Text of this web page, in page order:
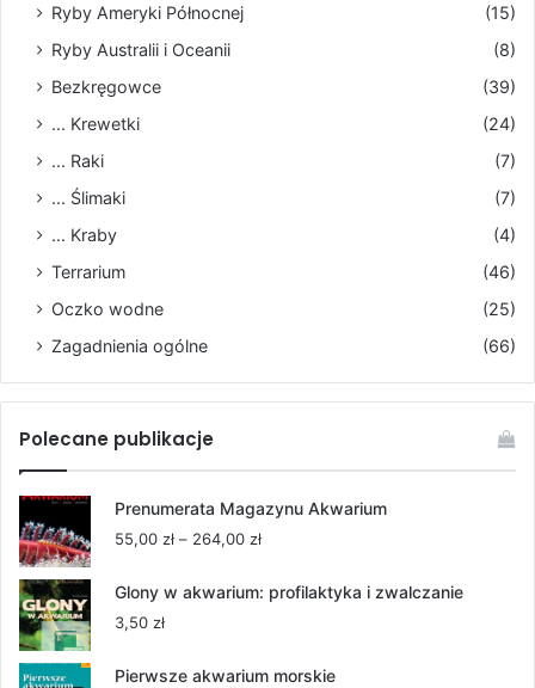
Ryby Ameryki Północnej
(15)
Ryby Australii i Oceanii
(8)
Bezkręgowce
(39)
... Krewetki
(24)
... Raki
(7)
... Ślimaki
(7)
... Kraby
(4)
Terrarium
(46)
Oczko wodne
(25)
Zagadnienia ogólne
(66)
Polecane publikacje
Prenumerata Magazynu Akwarium
55,00 zł – 264,00 złZakres
od
Glony w akwarium: profilaktyka i zwalczanie
3,50 zł
Pierwsze akwarium morskie